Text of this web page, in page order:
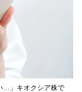
…」キオクシア株で